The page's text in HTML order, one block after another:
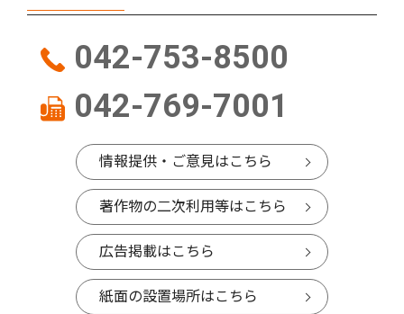
042-753-8500
042-769-7001
情報提供・ご意見はこちら
著作物の二次利用等はこちら
広告掲載はこちら
紙面の設置場所はこちら